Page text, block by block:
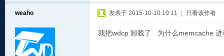
weaho 发表于 2015-10-10 10:11 只看该作者
我把wdcp 卸载了 为什么memcache 进